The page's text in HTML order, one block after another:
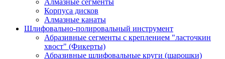
Алмазные сегменты
Корпуса дисков
Алмазные канаты
Шлифовально-полировальный инструмент
Абразивные сегменты с креплением "ласточкин
хвост" (Фикерты)
Абразивные шлифовальные круги (шарошки)